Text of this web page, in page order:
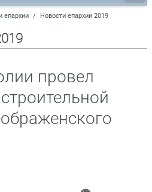
епархии / Новости епархии 2019
провел